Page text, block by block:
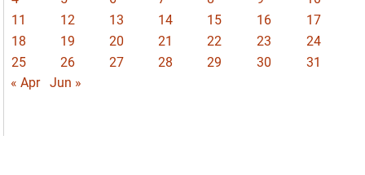
11
12 13 14 15 16
17
18
19 20 21 22 23
24
25
26 27 28 29 30
31
« Apr
Jun »